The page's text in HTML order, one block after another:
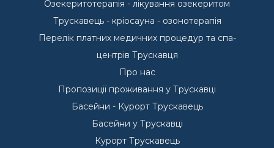
Озекеритотерапія - лікування озекеритом
Трускавець - кріосауна - озонотерапія
Перелік платних медичних процедур та спа-
центрів Трускавця
Про нас
Пропозиції проживання у Трускавці
Басейни - Курорт Трускавець
Басейни у Трускавці
Курорт Трускавець